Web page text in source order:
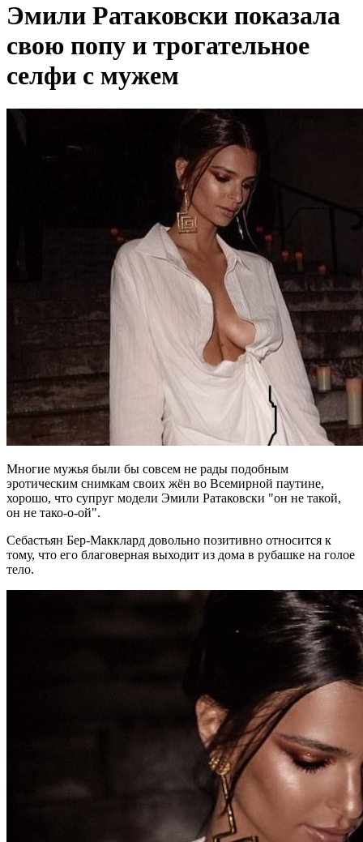
Эмили Ратаковски показала
свою попу и трогательное
селфи с мужем
Многие мужья были бы совсем не рады подобным
эротическим снимкам своих жён во Всемирной паутине,
хорошо, что супруг модели Эмили Ратаковски "он не такой,
он не тако-о-ой".
Себастьян Бер-Макклард довольно позитивно относится к
тому, что его благоверная выходит из дома в рубашке на голое
тело.